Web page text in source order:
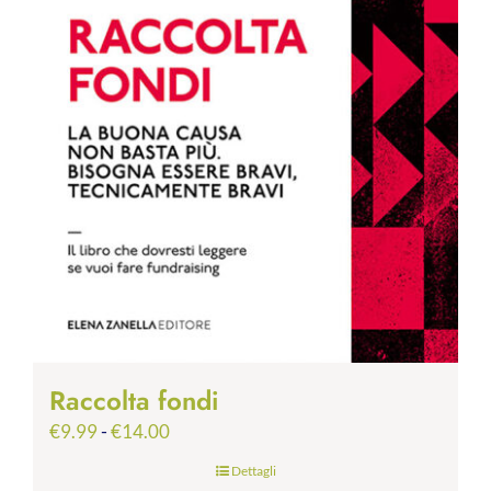
Raccolta fondi
€9.99-€14.00Fascia
prezzo:
Dettagli